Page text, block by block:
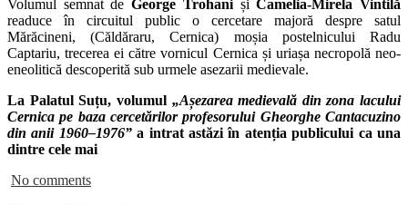
Volumul semnat de George TrohanișiCamelia-Mirela Vintilă
readuce în circuitul public o cercetare majoră despre satul
Mărăcineni, (Căldăraru, Cernica) moșia postelnicului Radu
Captariu, trecerea ei către vornicul Cernica și uriașa necropolă neo-
eneolitică descoperită sub urmele asezarii medievale.
La Palatul Suțu, volumul „Așezarea medievală din zona lacului
Cernica pe baza cercetărilor profesorului Gheorghe Cantacuzino
din anii 1960–1976”a intrat astăzi în atenția publicului ca una
dintre cele mai
No comments